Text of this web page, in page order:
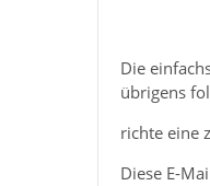
Die
übrigens
richte eine
Diese E-